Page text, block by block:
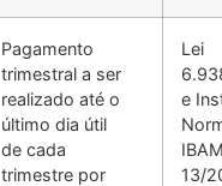
Pagamento
trimestral a ser
realizado até o
último dia útil
de cada
trimestre por
Lei
e
13/